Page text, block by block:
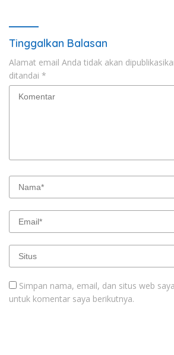
Tinggalkan Balasan
Alamat email Anda tidak akan
ditandai *
Simpan nama, email, dan situs web
untuk komentar saya berikutnya.